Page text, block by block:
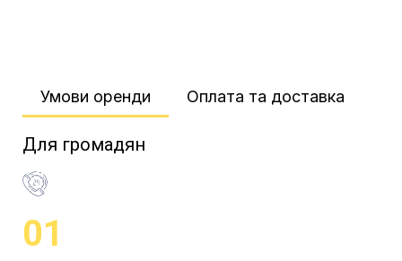
Умови оренди​ Оплата та доставка​
Для громадян
01